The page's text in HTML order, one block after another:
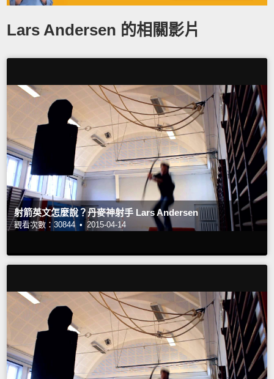
Lars Andersen 的相關影片
射箭英文怎麼說？丹麥神射手 Lars Andersen
觀看次數：30844 • 2015-04-14